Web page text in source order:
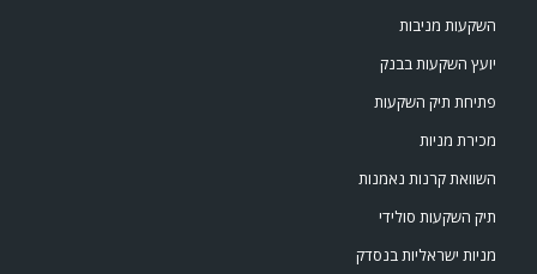
השקעות מניבות
יועץ השקעות בבנק
פתיחת תיק השקעות
מכירת מניות
השוואת קרנות נאמנות
תיק השקעות סולידי
מניות ישראליות בנסדק